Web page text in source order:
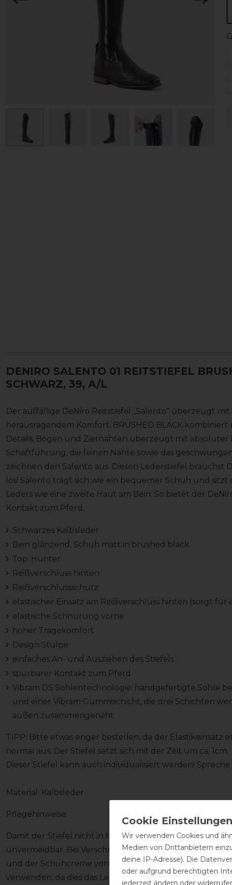
DENIRO SALENTO 01 REITSTIEFEL
SCHWARZ, 39, A/L
Der auffällige DeNiro Reitstiefel „Salento“ überzeugt
herausragendem Komfort. BRUSHED BLACK
Details, Bögen und Ziernähten überzeugt mit absoluter
Schaftführung, die feinen Nähte sowie das
zeichnen den Salento aus. Diesen Lederstiefel
los! Salento trägt sich wie ein bequemer Schuh und
Leders wie eine zweite Haut am Bein. So bietet der
Kontakt zum Pferd.
Schwarzes Kalbsleder
Bein glänzend, Schuh matt in brushed black
Top: Hunter
Reißverschluss hinten
Reißverschlussschutz
elastischer Einsatz am Reißverschluss hinten (sorgt für
elastische Schnürung vorne
hoher Tragekomfort
Design Stulpe
einfaches An- und Ausziehen des Stiefels
spürbarer Kontakt zum Pferd
Vibram DS Sohlentechnologie: handgefertigte Sohle
und einer Vibram Gummischicht, die drei Schichten
außen zusammengenäht
TIPP: Bitte etwas enger bestellen, da der Elastikeinsatz
normal aus. Der Stiefel setzt sich mit der Zeit um ca. 1cm.
Dieser Stiefel kann auch individualisiert werden!
Material: Kalbsleder
Pflegehinweise:
Damit der Stiefel nicht in Mitleidenschaft gezogen wird,
unvermeidbar. Bei Verschmutzung den Stiefel zeitnah
und der Schuhcreme von DeNiro pflegen (Achtung!
verwenden, da dies das Leder austrocknen lässt).
Wir verwenden Cookies und
Medien von Drittanbietern
deine IP-Adresse). Die
oder aufgrund berechtigten
jederzeit ändern oder